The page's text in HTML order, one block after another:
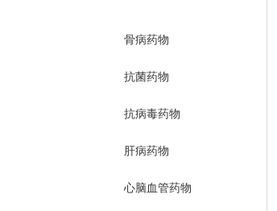
骨病药物
抗菌药物
抗病毒药物
肝病药物
心脑血管药物